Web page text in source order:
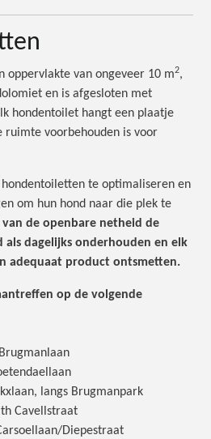
oppervlakte van ongeveer 10 m2,
en is afgesloten met
hondentoilet hangt een plaatje
ruimte voorbehouden is voor
te optimaliseren en
om hun hond naar die plek te
de openbare netheid de
als dagelijks onderhouden en elk
adequaat product ontsmetten.
op de volgende
langs Brugmanpark
Cavellstraat
Diepestraat